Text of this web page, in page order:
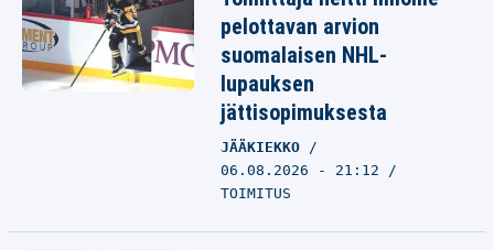
pelottavan arvion
suomalaisen NHL-
lupauksen
jättisopimuksesta
JÄÄKIEKKO
06.08.2026 - 21:12
TOIMITUS